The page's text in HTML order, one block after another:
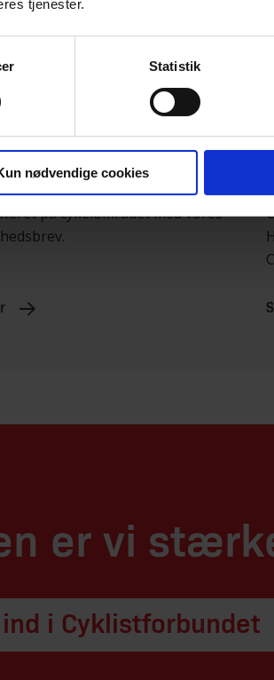
tjenester.
Statistik
nødvendige cookies
på cykelområdet med vores
er vi
i Cyklistforbundet